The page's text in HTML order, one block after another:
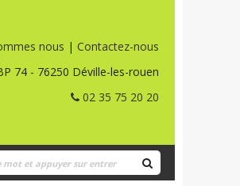
nous | Contactez-nous
74 - 76250 Déville-les-rouen
02 35 75 20 20